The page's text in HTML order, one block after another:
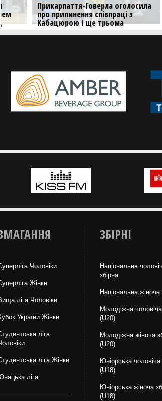
Прикарпаття-Говерла оголосила
про припинення співпраці з
Кабацюрою і ще трьома
одне
Чоловіки
Жінки
лiга Чоловіки
України Жінки
ліга
ліга Жінки
ліга
ЗБІРНІ
Національна
збірна
Національна жiноча
Молодіжна чоловіча
(U20)
Молодіжна жіноча
(U20)
Юніорська чоловіча
(U18)
Юніорська жіноча
(U18)